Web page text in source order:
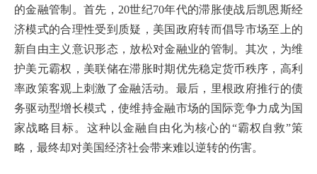
的金融管制。首先，20世纪70年代的滞胀使战后凯恩斯经
济模式的合理性受到质疑，美国政府转而倡导市场至上的
新自由主义意识形态，放松对金融业的管制。其次，为维
护美元霸权，美联储在滞胀时期优先稳定货币秩序，高利
率政策客观上刺激了金融活动。最后，里根政府推行的债
务驱动型增长模式，使维持金融市场的国际竞争力成为国
家战略目标。这种以金融自由化为核心的“霸权自救”策
略，最终却对美国经济社会带来难以逆转的伤害。